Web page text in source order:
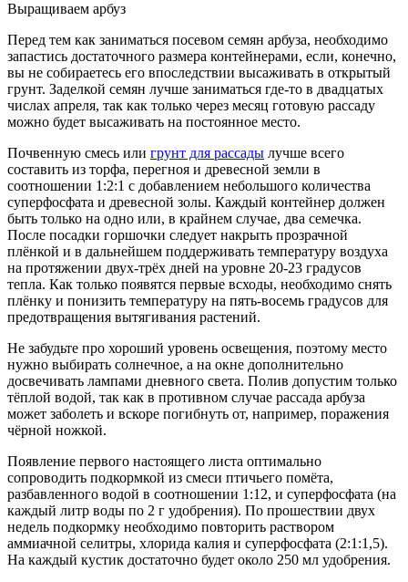
Выращиваем арбуз
Перед тем как заниматься посевом семян арбуза, необходимо
запастись достаточного размера контейнерами, если, конечно,
вы не собираетесь его впоследствии высаживать в открытый
грунт. Заделкой семян лучше заниматься где-то в двадцатых
числах апреля, так как только через месяц готовую рассаду
можно будет высаживать на постоянное место.
Почвенную смесь или грунт для рассады лучше всего
составить из торфа, перегноя и древесной земли в
соотношении 1:2:1 с добавлением небольшого количества
суперфосфата и древесной золы. Каждый контейнер должен
быть только на одно или, в крайнем случае, два семечка.
После посадки горшочки следует накрыть прозрачной
плёнкой и в дальнейшем поддерживать температуру воздуха
на протяжении двух-трёх дней на уровне 20-23 градусов
тепла. Как только появятся первые всходы, необходимо снять
плёнку и понизить температуру на пять-восемь градусов для
предотвращения вытягивания растений.
Не забудьте про хороший уровень освещения, поэтому место
нужно выбирать солнечное, а на окне дополнительно
досвечивать лампами дневного света. Полив допустим только
тёплой водой, так как в противном случае рассада арбуза
может заболеть и вскоре погибнуть от, например, поражения
чёрной ножкой.
Появление первого настоящего листа оптимально
сопроводить подкормкой из смеси птичьего помёта,
разбавленного водой в соотношении 1:12, и суперфосфата (на
каждый литр воды по 2 г удобрения). По прошествии двух
недель подкормку необходимо повторить раствором
аммиачной селитры, хлорида калия и суперфосфата (2:1:1,5).
На каждый кустик достаточно будет около 250 мл удобрения.